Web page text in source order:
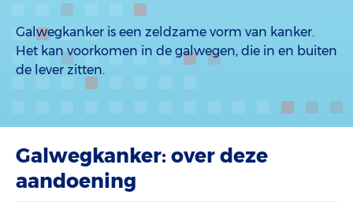
Galwegkanker is een zeldzame vorm van kanker.
Het kan voorkomen in de galwegen, die in en buiten
de lever zitten.
Galwegkanker: over deze
aandoening